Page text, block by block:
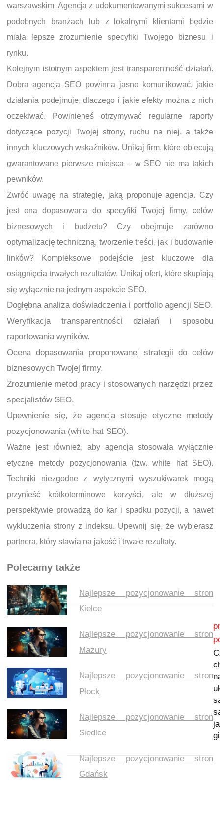
warszawskim. Agencja z udokumentowanymi sukcesami w
podobnych branżach lub z lokalnymi klientami będzie
miała lepsze zrozumienie specyfiki Twojego biznesu i
rynku.
Kolejnym istotnym aspektem jest transparentność działań.
Dobra agencja SEO powinna jasno komunikować, jakie
działania podejmuje, dlaczego i jakie efekty można z nich
oczekiwać. Powinieneś otrzymywać regularne raporty
dotyczące pozycji Twojej strony, ruchu na niej, a także
innych kluczowych wskaźników. Unikaj firm, które obiecują
gwarantowane pierwsze miejsca – w SEO nie ma takich
pewników.
Zwróć uwagę na strategię, jaką proponuje agencja. Czy
jest ona dopasowana do specyfiki Twojej firmy, celów
biznesowych i budżetu? Czy obejmuje zarówno
optymalizację techniczną, tworzenie treści, jak i budowanie
linków? Kompleksowe podejście jest kluczowe dla
osiągnięcia trwałych rezultatów. Unikaj ofert, które skupiają
się wyłącznie na jednym aspekcie SEO.
Dogłębna analiza doświadczenia i portfolio agencji SEO.
Weryfikacja transparentności działań i sposobu
raportowania wyników.
Ocena dopasowania proponowanej strategii do celów
biznesowych Twojej firmy.
Zrozumienie metod pracy i stosowanych narzędzi przez
specjalistów SEO.
Upewnienie się, że agencja stosuje etyczne metody
pozycjonowania (white hat SEO).
Ważne jest również, aby agencja stosowała wyłącznie
etyczne metody pozycjonowania (tzw. white hat SEO).
Techniki niezgodne z wytycznymi wyszukiwarek mogą
przynieść krótkoterminowe korzyści, ale w dłuższej
perspektywie prowadzą do kar i spadku pozycji, a nawet
wykluczenia strony z indeksu. Upewnij się, że wybierasz
partnera, który stawia na jakość i trwałe rezultaty.
Polecamy także
Najlepsze pozycjonowanie stron
Kielce
Najlepsze pozycjonowanie stron
Mazury
Najlepsze pozycjonowanie stron
Płock
Najlepsze pozycjonowanie stron
Siedlce
Najlepsze pozycjonowanie stron
Gdańsk